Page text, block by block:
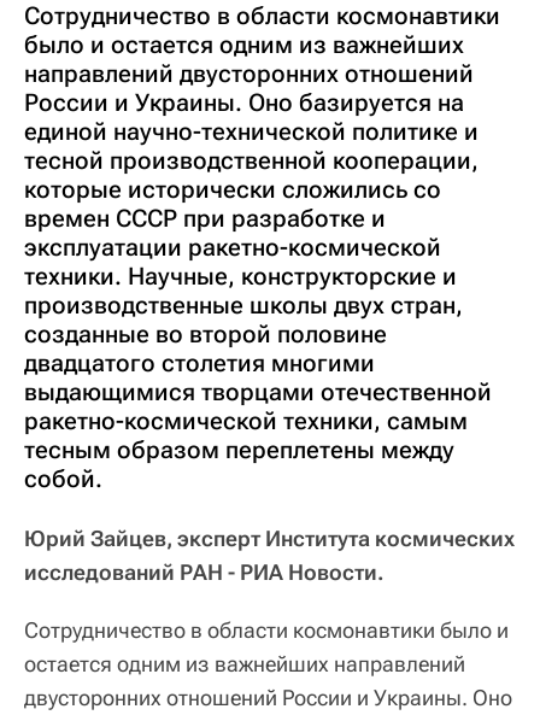
Сотрудничество в области космонавтики
было и остается одним из важнейших
направлений двусторонних отношений
России и Украины. Оно базируется на
единой научно-технической политике и
тесной производственной кооперации,
которые исторически сложились со
времен СССР при разработке и
эксплуатации ракетно-космической
техники. Научные, конструкторские и
производственные школы двух стран,
созданные во второй половине
двадцатого столетия многими
выдающимися творцами отечественной
ракетно-космической техники, самым
тесным образом переплетены между
собой.
Юрий Зайцев, эксперт Института космических
исследований РАН - РИА Новости.
Сотрудничество в области космонавтики было и
остается одним из важнейших направлений
двусторонних отношений России и Украины. Оно